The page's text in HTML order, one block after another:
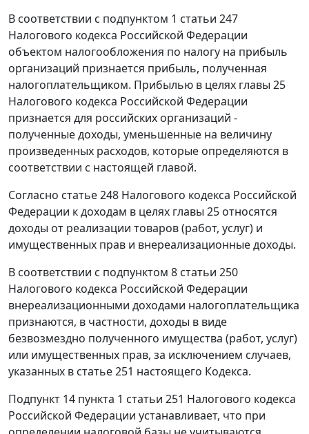
В соответствии с подпунктом 1 статьи 247
Налогового кодекса Российской Федерации
объектом налогообложения по налогу на прибыль
организаций признается прибыль, полученная
налогоплательщиком. Прибылью в целях главы 25
Налогового кодекса Российской Федерации
признается для российских организаций -
полученные доходы, уменьшенные на величину
произведенных расходов, которые определяются в
соответствии с настоящей главой.
Согласно статье 248 Налогового кодекса Российской
Федерации к доходам в целях главы 25 относятся
доходы от реализации товаров (работ, услуг) и
имущественных прав и внереализационные доходы.
В соответствии с подпунктом 8 статьи 250
Налогового кодекса Российской Федерации
внереализационными доходами налогоплательщика
признаются, в частности, доходы в виде
безвозмездно полученного имущества (работ, услуг)
или имущественных прав, за исключением случаев,
указанных в статье 251 настоящего Кодекса.
Подпункт 14 пункта 1 статьи 251 Налогового кодекса
Российской Федерации устанавливает, что при